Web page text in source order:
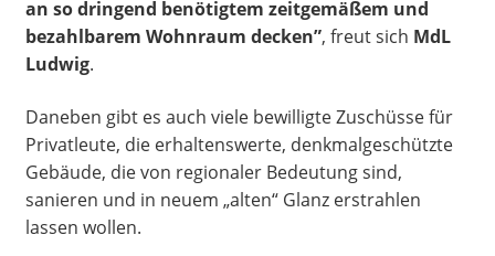
an so dringend benötigtem zeitgemäßem und
bezahlbarem Wohnraum decken”, freut sich MdL
Ludwig.
Daneben gibt es auch viele bewilligte Zuschüsse für
Privatleute, die erhaltenswerte, denkmalgeschützte
Gebäude, die von regionaler Bedeutung sind,
sanieren und in neuem „alten“ Glanz erstrahlen
lassen wollen.